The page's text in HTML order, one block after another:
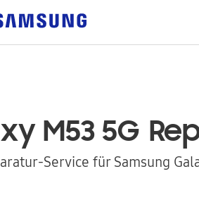
M53 5G
Service für Samsung